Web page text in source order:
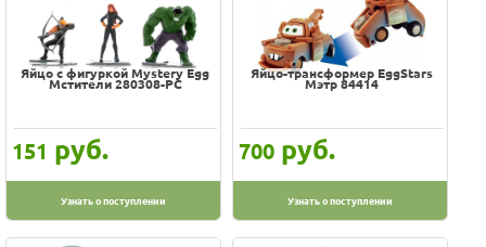
Яйцо с фигуркой Mystery Egg
Мстители 280308-PC
151 руб.
Узнать о поступлении
Яйцо-трансформер EggStars
Мэтр 84414
700 руб.
Узнать о поступлении